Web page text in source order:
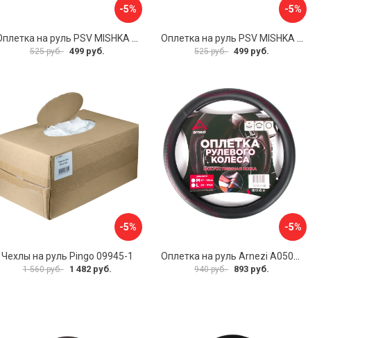
-5%
525 руб. 499 руб.
-5%
525 руб. 499 руб.
-5%
Чехлы на руль Pingo 09945-1
1 560 руб. 1 482 руб.
-5%
Оплетка на руль Arnezi A0501040
940 руб. 893 руб.